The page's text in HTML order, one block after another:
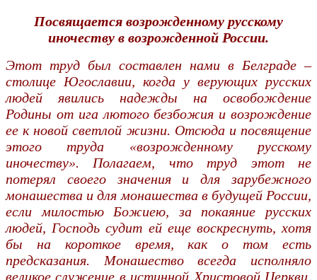
Посвящается возрожденному русскому
иночеству в возрожденной России.
Этот труд был составлен нами в Белграде –
столице Югославии, когда у верующих русских
людей явились надежды на освобождение
Родины от ига лютого безбожия и возрождение
ее к новой светлой жизни. Отсюда и посвящение
этого труда «возрожденному русскому
иночеству». Полагаем, что труд этот не
потерял своего значения и для зарубежного
монашества и для монашества в будущей России,
если милостью Божиею, за покаяние русских
людей, Господь судит ей еще воскреснуть, хотя
бы на короткое время, как о том есть
предсказания. Монашество всегда исполняло
великое служение в истинной Христовой Церкви,